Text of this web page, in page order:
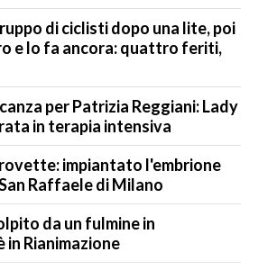
di ciclisti dopo una lite, poi
e lo fa ancora: quattro feriti,
per Patrizia Reggiani: Lady
in terapia intensiva
impiantato l'embrione
Raffaele di Milano
da un fulmine in
in Rianimazione